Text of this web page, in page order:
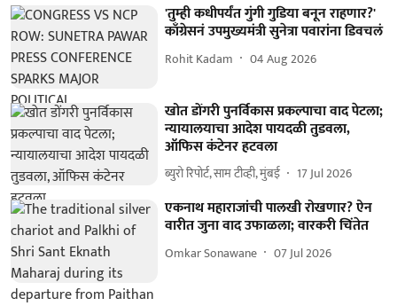
'तुम्ही कधीपर्यंत गुंगी गुडिया बनून राहणार?'
काँग्रेसनं उपमुख्यमंत्री सुनेत्रा पवारांना डिवचलं
Rohit Kadam 04 Aug 2026
खोत डोंगरी पुनर्विकास प्रकल्पाचा वाद पेटला;
न्यायालयाचा आदेश पायदळी तुडवला,
ऑफिस कंटेनर हटवला
ब्युरो रिपोर्ट, साम टीव्ही, मुंबई 17 Jul 2026
एकनाथ महाराजांची पालखी रोखणार? ऐन
वारीत जुना वाद उफाळला; वारकरी चिंतेत
Omkar Sonawane 07 Jul 2026